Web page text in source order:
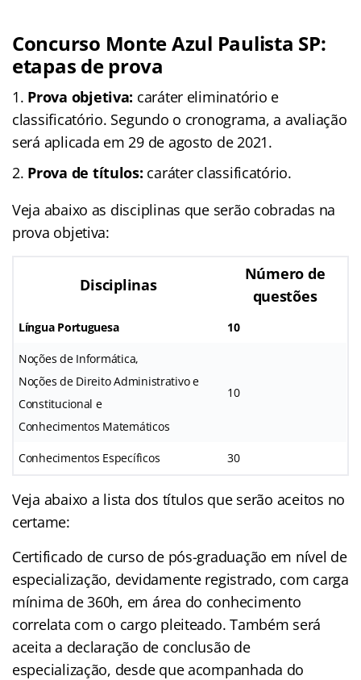
Concurso Monte Azul Paulista SP:
etapas de prova
Prova objetiva: caráter eliminatório e
classificatório. Segundo o cronograma, a avaliação
será aplicada em 29 de agosto de 2021.
Prova de títulos: caráter classificatório.
Veja abaixo as disciplinas que serão cobradas na
prova objetiva:
Disciplinas
Número de
questões
Língua Portuguesa 10
Noções de Informática,
Noções de Direito Administrativo e
Constitucional e
Conhecimentos Matemáticos
10
Conhecimentos Específicos 30
Veja abaixo a lista dos títulos que serão aceitos no
certame:
Certificado de curso de pós-graduação em nível de
especialização, devidamente registrado, com carga
mínima de 360h, em área do conhecimento
correlata com o cargo pleiteado. Também será
aceita a declaração de conclusão de
especialização, desde que acompanhada do